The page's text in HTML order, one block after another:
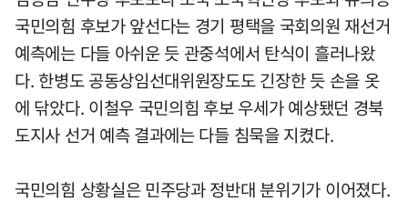
국민의힘 후보가 앞선다는 경기 평택을 국회의원 재선거
예측에는 다들 아쉬운 듯 관중석에서 탄식이 흘러나왔
다. 한병도 공동상임선대위원장도도 긴장한 듯 손을 옷
에 닦았다. 이철우 국민의힘 후보 우세가 예상됐던 경북
도지사 선거 예측 결과에는 다들 침묵을 지켰다.
국민의힘 상황실은 민주당과 정반대 분위기가 이어졌다.